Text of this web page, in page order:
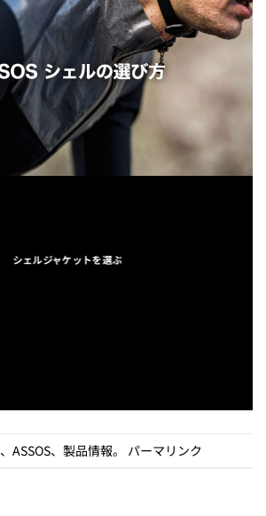
シェルジャケットを選ぶ
、 ASSOS、 製品情報。 パーマリンク